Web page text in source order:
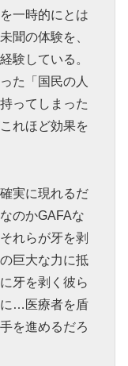
一時的にとは
聞の体験を、
験している。
た「国民の人
ってしまった
れほど効果を
実に現れるだ
のかGAFAな
れらが牙を剥
巨大な力に抵
牙を剥く彼ら
に…医療者を盾
を進めるだろ